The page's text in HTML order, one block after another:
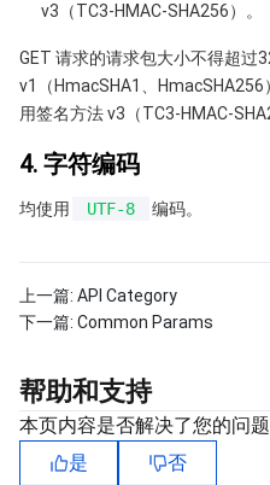
地域管理系统
配额中心
资源中心
云压测
费用中心
认证信息
政策与规范
服务计划
腾讯云培训认证
合作伙伴支持计划
v3（TC3-HMAC-SHA256）。
GET 请求的请求包大小不得超过
v1（HmacSHA1、
用签名方法 v3（TC3-HMAC-
4. 字符编码
均使用 UTF-8 编码。
上一篇: API Category
下一篇: Common Params
帮助和支持
本页内容是否解决了您的问题
是
否